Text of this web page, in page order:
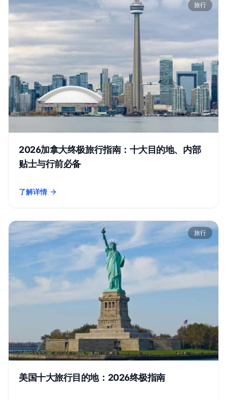
旅行
2026加拿大终极旅行指南：十大目的地、内部
贴士与行前必备
了解详情
- 2026加拿大终极旅行指南：十大目的地、内部贴士与行前必备
旅行
美国十大旅行目的地：2026终极指南